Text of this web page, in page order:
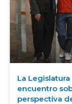
La
encuentro
perspectiva